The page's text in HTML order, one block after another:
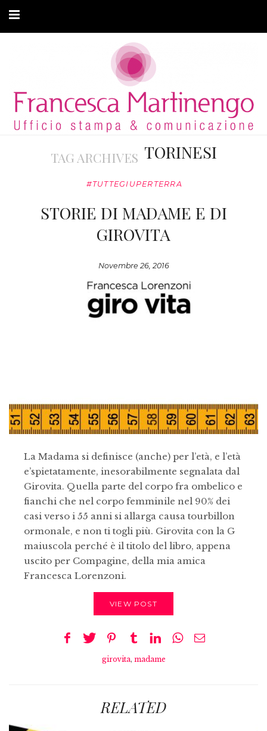
ARTICOLI
MODA ADATTIVA
CONTATTITAG ARCHIVES TORINESI
#TUTTEGIUPERTERRA
STORIE DI MADAME E DI
GIROVITA
Novembre 26, 2016
La Madama si definisce (anche) per l’età, e l’età
e’spietatamente, inesorabilmente segnalata dal
Girovita. Quella parte del corpo fra ombelico e
fianchi che nel corpo femminile nel 90% dei
casi verso i 55 anni si allarga causa tourbillon
ormonale, e non ti togli più. Girovita con la G
maiuscola perché è il titolo del libro, appena
uscito per Compagine, della mia amica
Francesca Lorenzoni.
VIEW POST
girovita, madame
RELATED